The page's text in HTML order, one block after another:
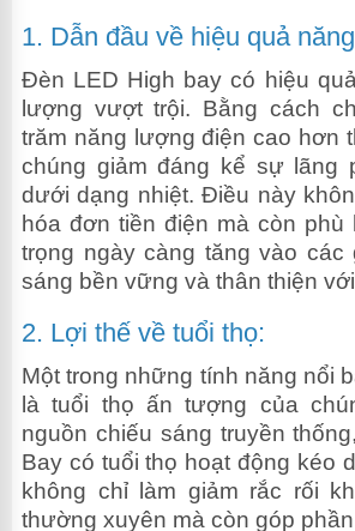
1. Dẫn đầu về hiệu quả
Đèn LED High bay có hiệu
lượng vượt trội. Bằng cách
trăm năng lượng điện cao hơn
chúng giảm đáng kể sự lãng
dưới dạng nhiệt. Điều này
hóa đơn tiền điện mà còn
trọng ngày càng tăng vào các
sáng bền vững và thân thiện
2. Lợi thế về tuổi thọ:
Một trong những tính năng nổi
là tuổi thọ ấn tượng của
nguồn chiếu sáng truyền
Bay có tuổi thọ hoạt động kéo
không chỉ làm giảm rắc rối
thường xuyên mà còn góp